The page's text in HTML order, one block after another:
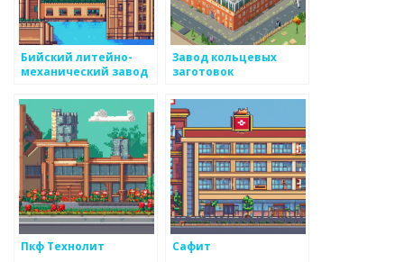
Бийский литейно-
механический завод
Завод кольцевых
заготовок
Пкф Технолит Сафит